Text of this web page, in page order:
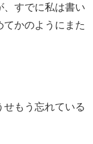
、すでに私は書い
かのようにまた
せもう忘れている